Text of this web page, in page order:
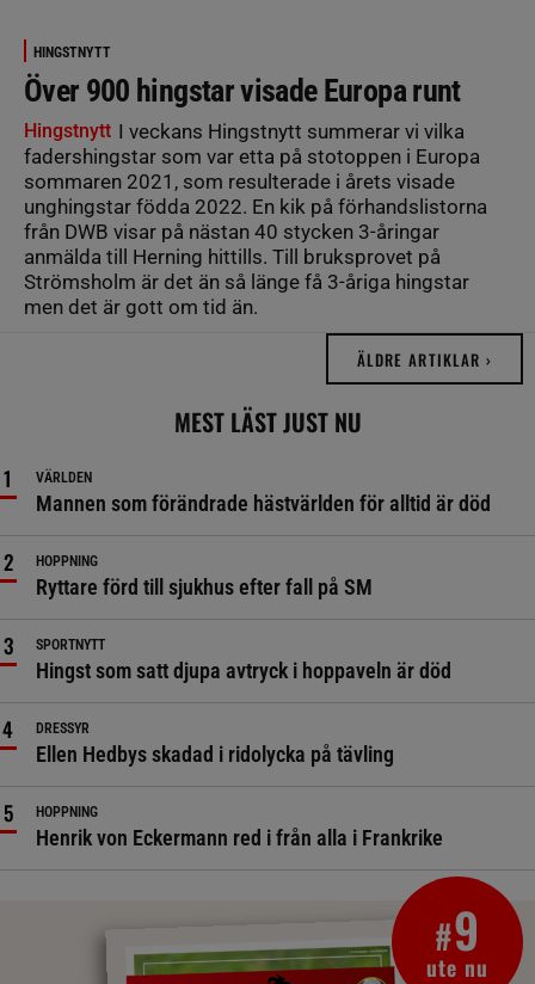
HINGSTNYTT
Över 900 hingstar visade Europa runt
Hingstnytt I veckans Hingstnytt summerar vi vilka
fadershingstar som var etta på stotoppen i Europa
sommaren 2021, som resulterade i årets visade
unghingstar födda 2022. En kik på förhandslistorna
från DWB visar på nästan 40 stycken 3-åringar
anmälda till Herning hittills. Till bruksprovet på
Strömsholm är det än så länge få 3-åriga hingstar
men det är gott om tid än.
ÄLDRE ARTIKLAR ›
MEST LÄST JUST NU
VÄRLDEN
Mannen som förändrade hästvärlden för alltid är död
HOPPNING
Ryttare förd till sjukhus efter fall på SM
SPORTNYTT
Hingst som satt djupa avtryck i hoppaveln är död
DRESSYR
Ellen Hedbys skadad i ridolycka på tävling
HOPPNING
Henrik von Eckermann red i från alla i Frankrike
#9
ute nu